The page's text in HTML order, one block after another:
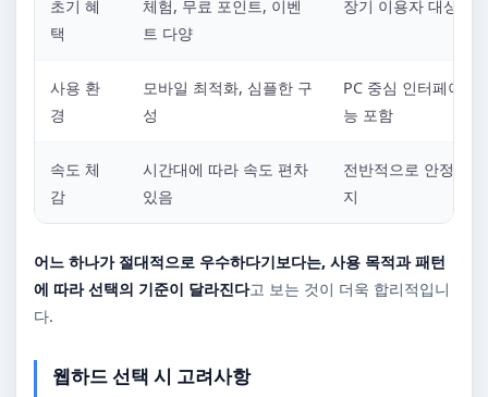
초기 혜
택
체험, 무료 포인트, 이벤
트 다양
장기 이용자 대상 혜
사용 환
경
모바일 최적화, 심플한 구
성
PC 중심 인터페이스,
능 포함
속도 체
감
시간대에 따라 속도 편차
있음
전반적으로 안정적
지
어느 하나가 절대적으로 우수하다기보다는, 사용 목적과 패턴
에 따라 선택의 기준이 달라진다고 보는 것이 더욱 합리적입니
다.
웹하드 선택 시 고려사항